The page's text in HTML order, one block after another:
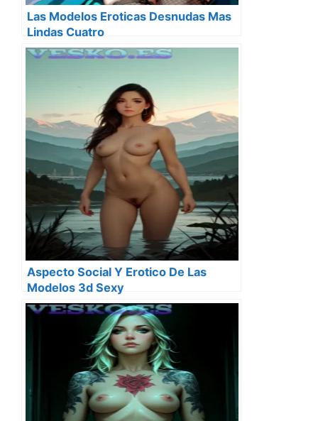
Las Modelos Eroticas Desnudas Mas
Lindas Cuatro
Aspecto Social Y Erotico De Las
Modelos 3d Sexy